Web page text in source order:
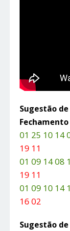
Sugestão
Fechamento
01 25 10 14
19 11
01 09 14 08
19 11
01 09 10 14
16 02
Sugestão